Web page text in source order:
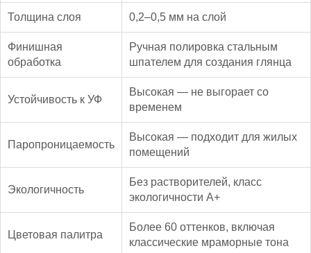
Толщина слоя 0,2–0,5 мм на слой
Финишная
обработка
Ручная полировка стальным
шпателем для создания глянца
Устойчивость к УФ
Высокая — не выгорает со
временем
Паропроницаемость
Высокая — подходит для жилых
помещений
Экологичность
Без растворителей, класс
экологичности А+
Цветовая палитра
Более 60 оттенков, включая
классические мраморные тона